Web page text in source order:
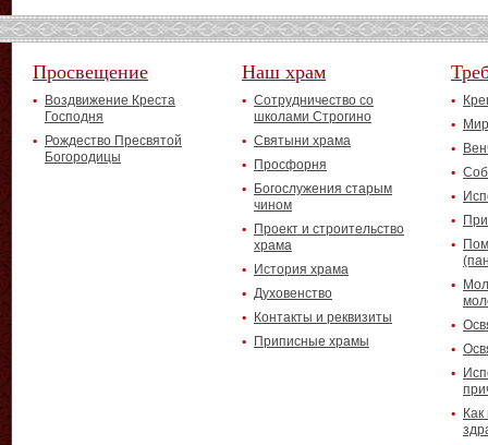
Просвещение
Воздвижение Креста
Господня
Рождество Пресвятой
Богородицы
Наш храм
Сотрудничество со
школами Строгино
Святыни храма
Просфорня
Богослужения старым
чином
Проект и строительство
храма
История храма
Духовенство
Контакты и реквизиты
Приписные храмы